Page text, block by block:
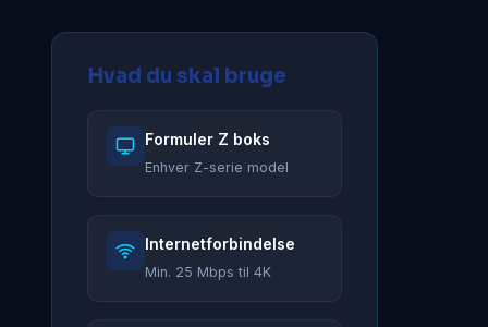
Hvad du skal bruge
Formuler Z boks
Enhver Z-serie model
Internetforbindelse
Min. 25 Mbps til 4K